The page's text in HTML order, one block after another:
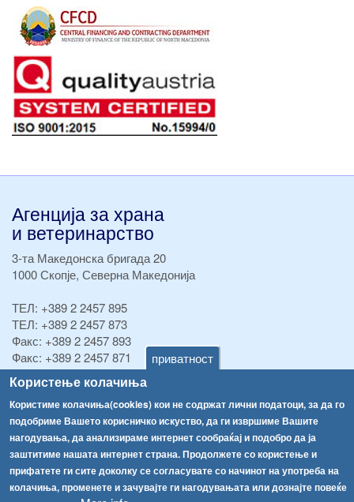
приватност
Користење колачиња
Користиме колачиња(cookies) кои не содржат лични податоци, за да го
подобриме Вашето корисничко искуство, да ги извршиме Вашите
нагодувања, да анализираме интернет сообраќај и подобро да ја
заштитиме нашата интернет страна. Продолжете со користење и
прифатете ги сите доколку се согласувате со начинот на употреба на
колачиња, променете и зачувајте ги нагодувањата или дознајте повеќе
Агенција за храна
и ветеринарство
3-та Македонска бригада 20
1000 Скопје, Северна Македонија
ТЕЛ: +389 2 2457 895
ТЕЛ: +389 2 2457 873
Факс: +389 2 2457 893
Факс: +389 2 2457 871
info@fva.gov.mk
[АХВ-претходна страна]
Соопштенија
Република Бугарија ги засили официјалните контроли при увоз на свежо овошје и зеленчук
Високите температури ризик од труење со храна, опасни се и за животните
Навигација
Архива
Регистри